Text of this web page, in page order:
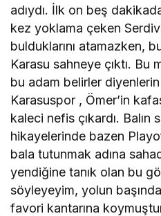
adıydı. İlk on beş
kez yoklama çeken
bulduklarını atamazken,
Karasu sahneye çıktı. Bu
bu adam belirler
Karasuspor , Ömer’in
kaleci nefis çıkardı. Balın
hikayelerinde bazen
bala tutunmak adına
yendiğine tanık olan bu
söyleyeyim, yolun
favori kantarına